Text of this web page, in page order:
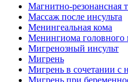
Магнитно-резонансная
Массаж после инсульта
Менингеальная кома
Менингиома головного
Мигренозный инсульт
Мигрень
Мигрень в сочетании с
Мигрень при